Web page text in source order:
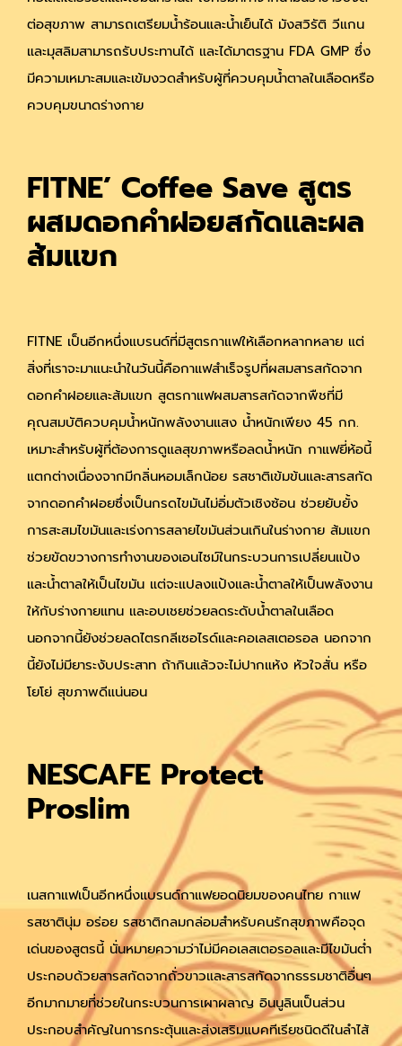
ต่อสุขภาพ สามารถเตรียมน้ำร้อนและน้ำเย็นได้ มังสวิรัติ วีแกน
และมุสลิมสามารถรับประทานได้ และได้มาตรฐาน FDA GMP ซึ่ง
มีความเหมาะสมและเข้มงวดสำหรับผู้ที่ควบคุมน้ำตาลในเลือดหรือ
ควบคุมขนาดร่างกาย
FITNE’ Coffee Save สูตร
ผสมดอกคำฝอยสกัดและผล
ส้มแขก
FITNE เป็นอีกหนึ่งแบรนด์ที่มีสูตรกาแฟให้เลือกหลากหลาย แต่
สิ่งที่เราจะมาแนะนำในวันนี้คือกาแฟสำเร็จรูปที่ผสมสารสกัดจาก
ดอกคำฝอยและส้มแขก สูตรกาแฟผสมสารสกัดจากพืชที่มี
คุณสมบัติควบคุมน้ำหนักพลังงานแสง น้ำหนักเพียง 45 กก.
เหมาะสำหรับผู้ที่ต้องการดูแลสุขภาพหรือลดน้ำหนัก กาแฟยี่ห้อนี้
แตกต่างเนื่องจากมีกลิ่นหอมเล็กน้อย รสชาติเข้มข้นและสารสกัด
จากดอกคำฝอยซึ่งเป็นกรดไขมันไม่อิ่มตัวเชิงซ้อน ช่วยยับยั้ง
การสะสมไขมันและเร่งการสลายไขมันส่วนเกินในร่างกาย ส้มแขก
ช่วยขัดขวางการทำงานของเอนไซม์ในกระบวนการเปลี่ยนแป้ง
และน้ำตาลให้เป็นไขมัน แต่จะแปลงแป้งและน้ำตาลให้เป็นพลังงาน
ให้กับร่างกายแทน และอบเชยช่วยลดระดับน้ำตาลในเลือด
นอกจากนี้ยังช่วยลดไตรกลีเซอไรด์และคอเลสเตอรอล นอกจาก
นี้ยังไม่มียาระงับประสาท ถ้ากินแล้วจะไม่ปากแห้ง หัวใจสั่น หรือ
โยโย่ สุขภาพดีแน่นอน
NESCAFE Protect
Proslim
เนสกาแฟเป็นอีกหนึ่งแบรนด์กาแฟยอดนิยมของคนไทย กาแฟ
รสชาตินุ่ม อร่อย รสชาติกลมกล่อมสำหรับคนรักสุขภาพคือจุด
เด่นของสูตรนี้ นั่นหมายความว่าไม่มีคอเลสเตอรอลและมีไขมันต่ำ
ประกอบด้วยสารสกัดจากถั่วขาวและสารสกัดจากธรรมชาติอื่นๆ
อีกมากมายที่ช่วยในกระบวนการเผาผลาญ อินนูลินเป็นส่วน
ประกอบสำคัญในการกระตุ้นและส่งเสริมแบคทีเรียชนิดดีในลำไส้